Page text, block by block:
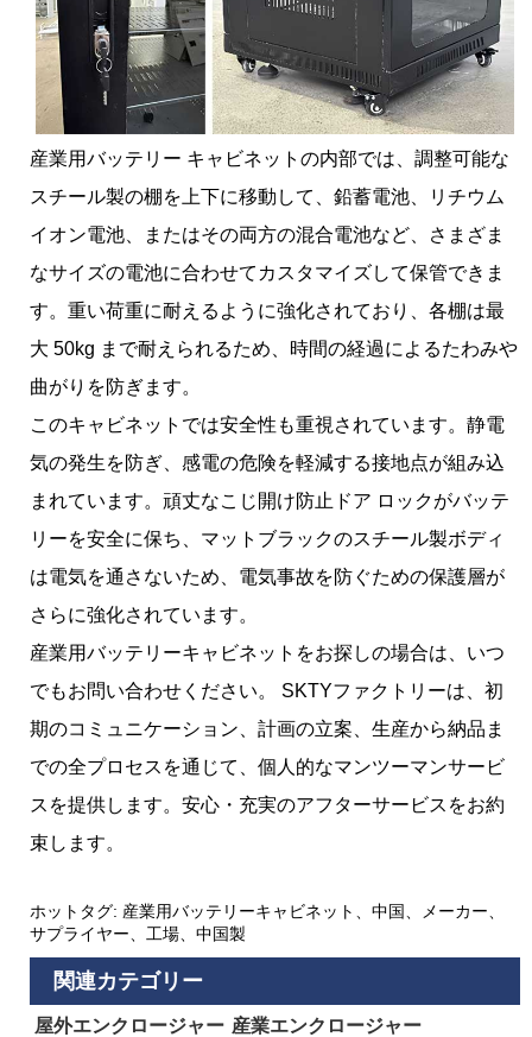
産業用バッテリー キャビネットの内部では、調整可能な
スチール製の棚を上下に移動して、鉛蓄電池、リチウム
イオン電池、またはその両方の混合電池など、さまざま
なサイズの電池に合わせてカスタマイズして保管できま
す。重い荷重に耐えるように強化されており、各棚は最
大 50kg まで耐えられるため、時間の経過によるたわみや
曲がりを防ぎます。
このキャビネットでは安全性も重視されています。静電
気の発生を防ぎ、感電の危険を軽減する接地点が組み込
まれています。頑丈なこじ開け防止ドア ロックがバッテ
リーを安全に保ち、マットブラックのスチール製ボディ
は電気を通さないため、電気事故を防ぐための保護層が
さらに強化されています。
産業用バッテリーキャビネットをお探しの場合は、いつ
でもお問い合わせください。 SKTYファクトリーは、初
期のコミュニケーション、計画の立案、生産から納品ま
での全プロセスを通じて、個人的なマンツーマンサービ
スを提供します。安心・充実のアフターサービスをお約
束します。
ホットタグ: 産業用バッテリーキャビネット、中国、メーカー、
サプライヤー、工場、中国製
関連カテゴリー
屋外エンクロージャー 産業エンクロージャー